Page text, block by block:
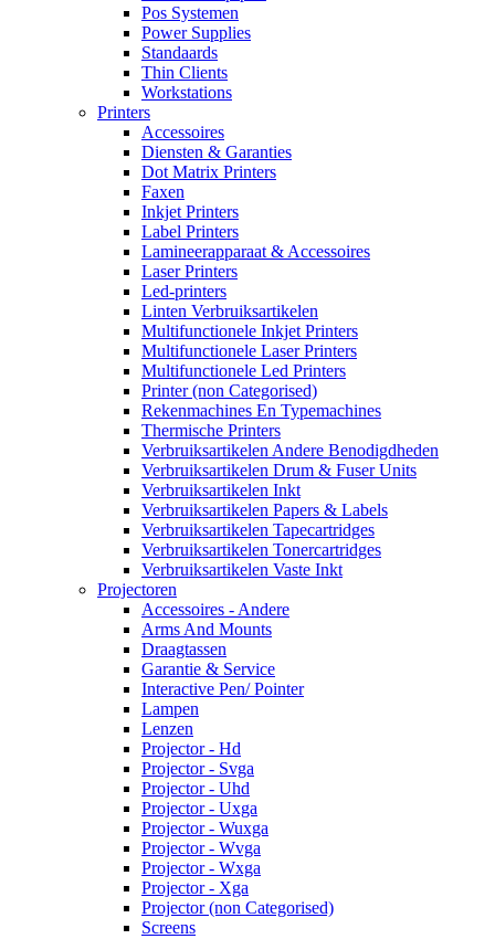
Pos Systemen
Power Supplies
Standaards
Thin Clients
Workstations
Printers
Accessoires
Diensten & Garanties
Dot Matrix Printers
Faxen
Inkjet Printers
Label Printers
Lamineerapparaat & Accessoires
Laser Printers
Led-printers
Linten Verbruiksartikelen
Multifunctionele Inkjet Printers
Multifunctionele Laser Printers
Multifunctionele Led Printers
Printer (non Categorised)
Rekenmachines En Typemachines
Thermische Printers
Verbruiksartikelen Andere Benodigdheden
Verbruiksartikelen Drum & Fuser Units
Verbruiksartikelen Inkt
Verbruiksartikelen Papers & Labels
Verbruiksartikelen Tapecartridges
Verbruiksartikelen Tonercartridges
Verbruiksartikelen Vaste Inkt
Projectoren
Accessoires - Andere
Arms And Mounts
Draagtassen
Garantie & Service
Interactive Pen/ Pointer
Lampen
Lenzen
Projector - Hd
Projector - Svga
Projector - Uhd
Projector - Uxga
Projector - Wuxga
Projector - Wvga
Projector - Wxga
Projector - Xga
Projector (non Categorised)
Screens